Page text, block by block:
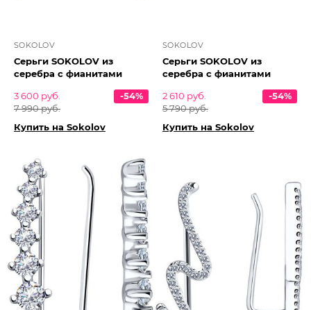
SOKOLOV
Серьги SOKOLOV из
серебра с фианитами
3 600 руб.
7 990 руб.
-54%
Купить на Sokolov
SOKOLOV
Серьги SOKOLOV из
серебра с фианитами
2 610 руб.
5 790 руб.
-54%
Купить на Sokolov